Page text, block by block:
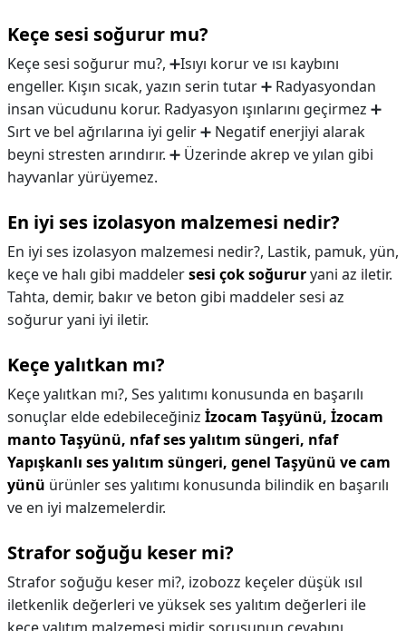
Keçe sesi soğurur mu?
Keçe sesi soğurur mu?, ➕Isıyı korur ve ısı kaybını
engeller. Kışın sıcak, yazın serin tutar ➕ Radyasyondan
insan vücudunu korur. Radyasyon ışınlarını geçirmez ➕
Sırt ve bel ağrılarına iyi gelir ➕ Negatif enerjiyi alarak
beyni stresten arındırır. ➕ Üzerinde akrep ve yılan gibi
hayvanlar yürüyemez.
En iyi ses izolasyon malzemesi nedir?
En iyi ses izolasyon malzemesi nedir?, Lastik, pamuk, yün,
keçe ve halı gibi maddelersesi çok soğururyani az iletir.
Tahta, demir, bakır ve beton gibi maddeler sesi az
soğurur yani iyi iletir.
Keçe yalıtkan mı?
Keçe yalıtkan mı?, Ses yalıtımı konusunda en başarılı
sonuçlar elde edebileceğiniz İzocam Taşyünü, İzocam
manto Taşyünü, nfaf ses yalıtım süngeri, nfaf
Yapışkanlı ses yalıtım süngeri, genel Taşyünü ve cam
yünü ürünler ses yalıtımı konusunda bilindik en başarılı
ve en iyi malzemelerdir.
Strafor soğuğu keser mi?
Strafor soğuğu keser mi?, izobozz keçeler düşük ısıl
iletkenlik değerleri ve yüksek ses yalıtım değerleri ile